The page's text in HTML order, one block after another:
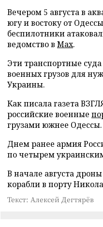
Вечером 5 августа в
югу и востоку от
беспилотники
ведомство в Max.
Эти транспортные
военных грузов для
Украины.
Как писала газета
российские военные
грузами южнее Одессы.
Днем ранее армия
по четырем
В начале августа дроны
корабли в порту
Текст: Алексей Дегтярёв